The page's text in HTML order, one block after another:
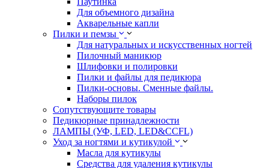
Для объемного дизайна
Акварельные капли
Пилки и пемзы
Для натуральных и искусственных ногтей
Пилочный маникюр
Шлифовки и полировки
Пилки и файлы для педикюра
Пилки-основы. Сменные файлы.
Наборы пилок
Сопутствующите товары
Педикюрные принадлежности
ЛАМПЫ (УФ, LED, LED&CCFL)
Уход за ногтями и кутикулой
Масла для кутикулы
Средства для удаления кутикулы